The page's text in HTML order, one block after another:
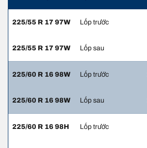
225/55 R 17 97W Lốp trước
225/55 R 17 97W Lốp sau
225/60 R 16 98W Lốp trước
225/60 R 16 98W Lốp sau
225/60 R 16 98H Lốp trước